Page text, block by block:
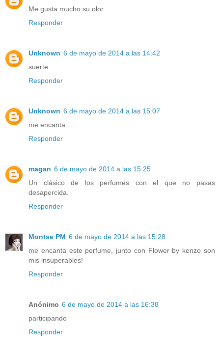
Me gusta mucho su olor
Responder
Unknown 6 de mayo de 2014 a las 14:42
suerte
Responder
Unknown 6 de mayo de 2014 a las 15:07
me encanta....
Responder
magan 6 de mayo de 2014 a las 15:25
Un clásico de los perfumes con el que no pasas
desapercida.
Responder
Montse PM 6 de mayo de 2014 a las 15:28
me encanta este perfume, junto con Flower by kenzo son
mis insuperables!
Responder
Anónimo 6 de mayo de 2014 a las 16:38
participando
Responder